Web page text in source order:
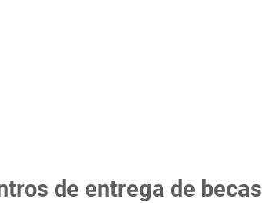
de entrega de becas